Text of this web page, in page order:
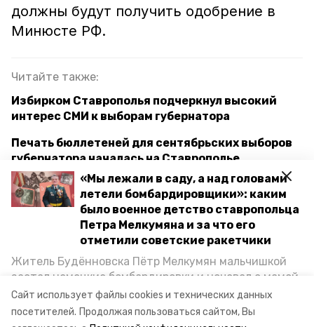
Сайт использует файлы cookies и технических данных
посетителей. Продолжая пользоваться сайтом, Вы
«Мы лежали в саду, а над головами
летели бомбардировщики»: каким
было военное детство ставропольца
Петра Мелкумяна и за что его
отметили советские ракетчики
Житель Будённовска Пётр Мелкумян мальчишкой
застал немецкие бомбардировки и ночевал с мамой
под открытым небом, когда гитлеровцы заняли их
дом. Чем запомнились эти дни, как выживали после
и чем Пётр помог ракетным войскам — в новом
должны будут получить одобрение в
Минюсте РФ.
Читайте также:
Избирком Ставрополья подчеркнул высокий
интерес СМИ к выборам губернатора
Печать бюллетеней для сентябрьских выборов
губернатора началась на Ставрополье
Более 16 тыс. человек обеспечат безопасность
на выборах главы Ставрополья
электроснабжение